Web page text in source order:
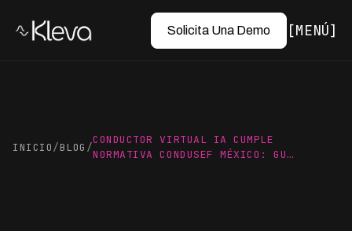
Solicita Una Demo MENÚ
INICIO/BLOG /
CONDUCTOR VIRTUAL IA CUMPLE
NORMATIVA CONDUSEF MÉXICO: GU…